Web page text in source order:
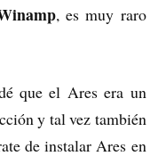
, es muy raro
que el Ares era un
y tal vez también
de instalar Ares en